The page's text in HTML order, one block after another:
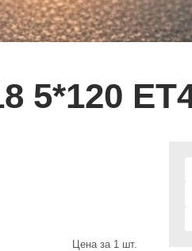
5*120
Цена за 1 шт.